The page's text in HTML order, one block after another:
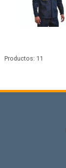
Productos: 11